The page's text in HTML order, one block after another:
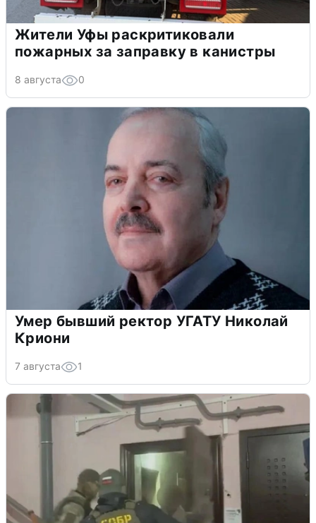
Жители Уфы раскритиковали
пожарных за заправку в канистры
8 августа 0
Умер бывший ректор УГАТУ Николай
Криони
7 августа 1